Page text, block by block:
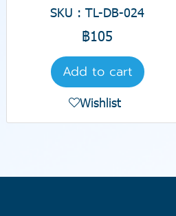
SKU : TL-DB-024
฿105
Add to cart
Wishlist